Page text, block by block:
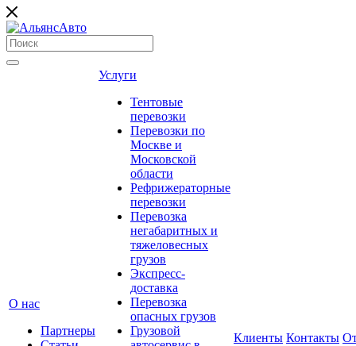
О нас
Партнеры
Услуги
Тентовые
перевозки
Перевозки по
Москве и
Московской
области
Рефрижераторные
перевозки
Перевозка
негабаритных и
тяжеловесных
грузов
Экспресс-
доставка
Перевозка
опасных грузов
Грузовой
Клиенты Контакты